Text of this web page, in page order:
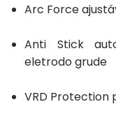
Arc Force
Anti Stick
eletrodo grude
VRD Protection